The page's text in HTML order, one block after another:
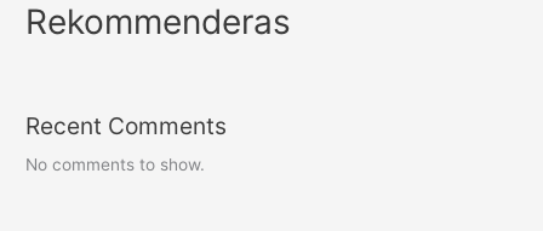
Rekommenderas
Recent Comments
No comments to show.